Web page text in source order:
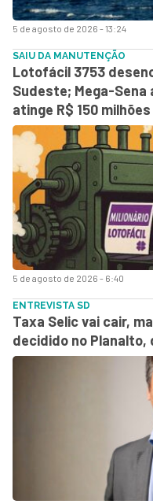
5 de agosto de 2026 - 13:24
5 de agosto de 2026 - 6:40
SAIU DA MANUTENÇÃO
Lotofácil 3753
Sudeste; Mega-Sena
atinge R$ 150 milhões
ENTREVISTA SD
Taxa Selic vai cair,
decidido no Planalto,